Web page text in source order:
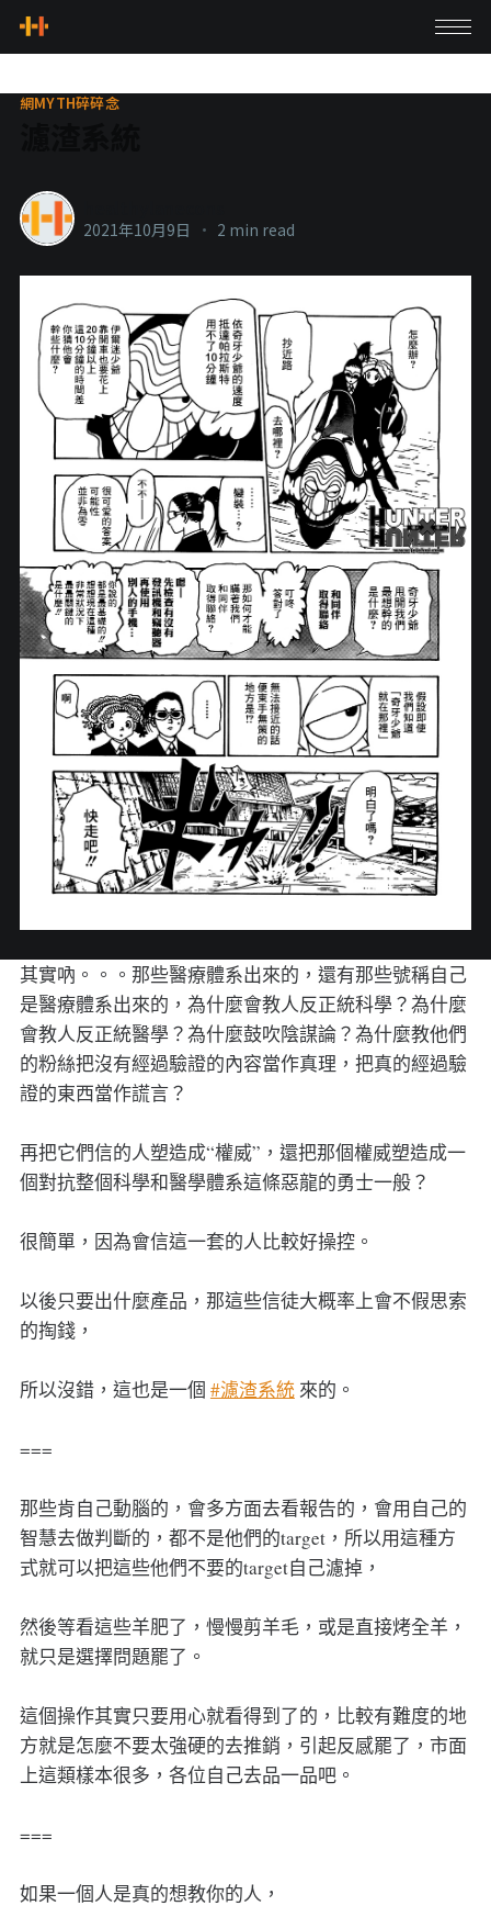
網MYTH碎碎念
2021年10月9日 • 2 min read
其實吶。。。那些醫療體系出來的，還有那些號稱自己
是醫療體系出來的，為什麼會教人反正統科學？為什麼
會教人反正統醫學？為什麼鼓吹陰謀論？為什麼教他們
的粉絲把沒有經過驗證的內容當作真理，把真的經過驗
證的東西當作謊言？
再把它們信的人塑造成“權威”，還把那個權威塑造成一
個對抗整個科學和醫學體系這條惡龍的勇士一般？
很簡單，因為會信這一套的人比較好操控。
以後只要出什麼產品，那這些信徒大概率上會不假思索
的掏錢，
所以沒錯，這也是一個 #濾渣系統來的。
===
那些肯自己動腦的，會多方面去看報告的，會用自己的
智慧去做判斷的，都不是他們的target，所以用這種方
式就可以把這些他們不要的target自己濾掉，
然後等看這些羊肥了，慢慢剪羊毛，或是直接烤全羊，
就只是選擇問題罷了。
這個操作其實只要用心就看得到了的，比較有難度的地
方就是怎麼不要太強硬的去推銷，引起反感罷了，市面
上這類樣本很多，各位自己去品一品吧。
===
如果一個人是真的想教你的人，